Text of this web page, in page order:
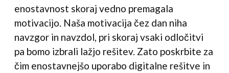
enostavnost skoraj vedno premagala
motivacijo. Naša motivacija čez dan niha
navzgor in navzdol, pri skoraj vsaki odločitvi
pa bomo izbrali lažjo rešitev. Zato poskrbite za
čim enostavnejšo uporabo digitalne rešitve in